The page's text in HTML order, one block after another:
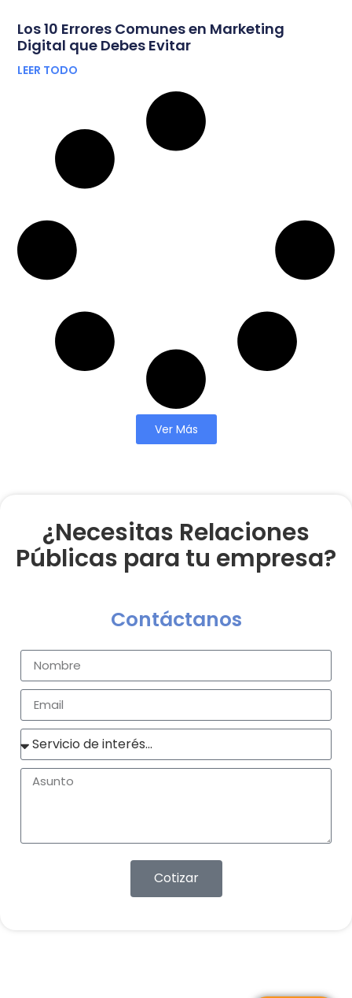
Los 10 Errores Comunes en Marketing
Digital que Debes Evitar
LEER TODO
Ver Más
¿Necesitas Relaciones
Públicas para tu empresa?
Contáctanos
Cotizar